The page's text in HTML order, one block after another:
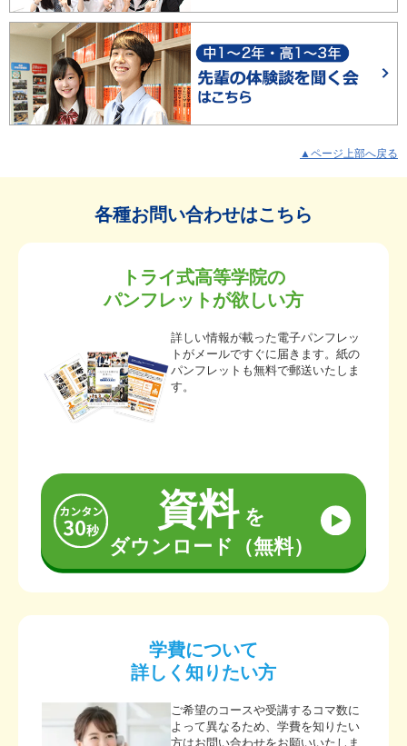
▲ページ上部へ戻る
各種お問い合わせはこちら
トライ式高等学院の
パンフレットが欲しい方
詳しい情報が載った電子パンフレッ
トがメールですぐに届きます。紙の
パンフレットも無料で郵送いたしま
す。
資料を
ダウンロード（無料）
学費について
詳しく知りたい方
ご希望のコースや受講するコマ数に
よって異なるため、学費を知りたい
方はお問い合わせをお願いいたしま